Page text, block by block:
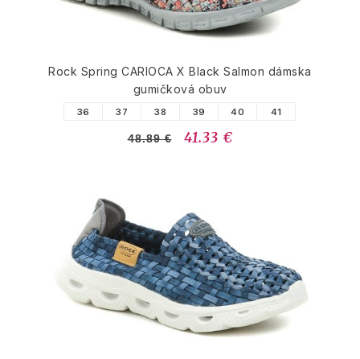
Rock Spring CARIOCA X Black Salmon dámska
gumičková obuv
36 37 38 39 40 41
48.89 € 41.33 €